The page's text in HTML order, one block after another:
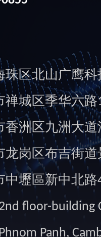
区北山广鹰科
城区季华六路
洲区九洲大道
岗区布吉街
壢區新中北路
floor-building
Panh,